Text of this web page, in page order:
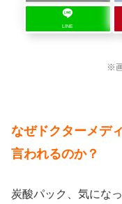
LINE
※
なぜドクターメデ
言われるのか？
炭酸パック、気にな